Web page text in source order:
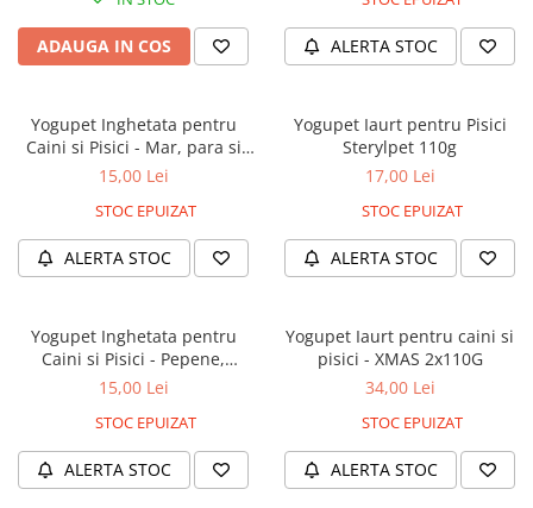
ADAUGA IN COS ALERTA STOC
Yogupet Inghetata pentru
Caini si Pisici - Mar, para si
kiwi 110g
15,00 Lei
STOC EPUIZAT
ALERTA STOC
Yogupet Iaurt pentru Pisici
Sterylpet 110g
17,00 Lei
STOC EPUIZAT
ALERTA STOC
Yogupet Inghetata pentru
Caini si Pisici - Pepene,
zmeura si mure 110g
15,00 Lei
STOC EPUIZAT
ALERTA STOC
Yogupet Iaurt pentru caini si
pisici - XMAS 2x110G
34,00 Lei
STOC EPUIZAT
ALERTA STOC